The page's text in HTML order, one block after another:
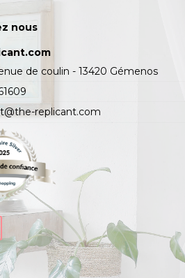
nous
de coulin - 13420 Gémenos
replicant.com